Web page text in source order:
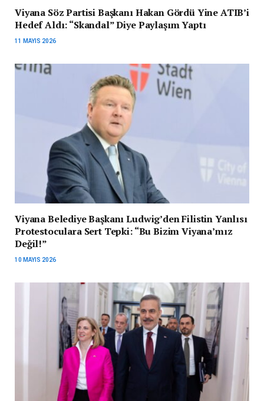
Viyana Söz Partisi Başkanı Hakan Gördü Yine ATIB’i
Hedef Aldı: “Skandal” Diye Paylaşım Yaptı
11 MAYIS 2026
Viyana Belediye Başkanı Ludwig’den Filistin Yanlısı
Protestoculara Sert Tepki: “Bu Bizim Viyana’mız
Değil!”
10 MAYIS 2026